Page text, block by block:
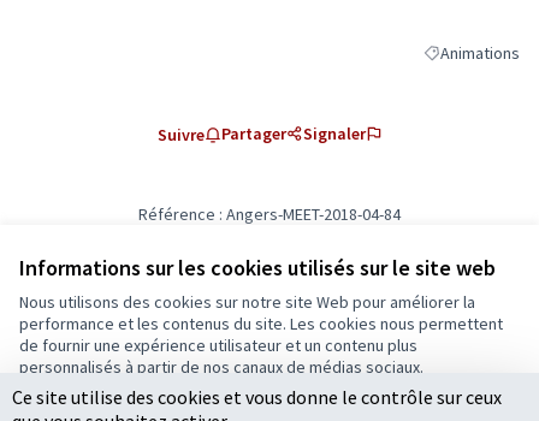
Informations sur les cookies utilisés sur le site web
Nous utilisons des cookies sur notre site Web pour améliorer la
performance et les contenus du site. Les cookies nous permettent
de fournir une expérience utilisateur et un contenu plus
personnalisés à partir de nos canaux de médias sociaux.
Tout accepter
Filtrer les
Animations
Suivre Partager Signaler
Référence : Angers-MEET-2018-04-84
Conditions d'utilisation
Paramètres des cookies
Ecrivons Angers sur X
(Lien externe)
Ecrivons Angers sur Facebook
(Lien externe)
Ce site utilise des cookies et vous donne le contrôle sur ceux